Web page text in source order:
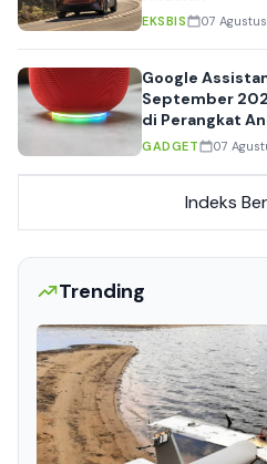
EKSBIS 07
Google
September
di Perangkat
GADGET 07
Indeks
Trending